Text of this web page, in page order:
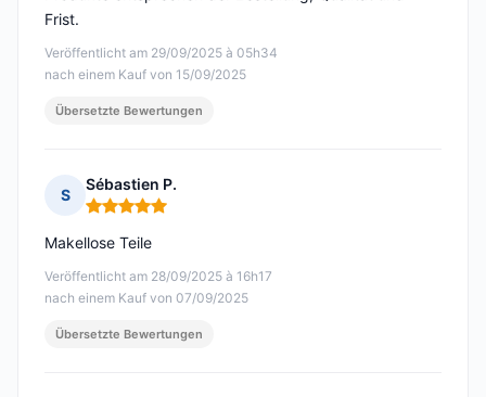
Veröffentlicht am 29/09/2025 à 05h34
nach einem Kauf von 15/09/2025
Frist.
Übersetzte Bewertungen
S
Sébastien P.
Hinweis: 5 von 5
Veröffentlicht am 28/09/2025 à 16h17
nach einem Kauf von 07/09/2025
Makellose Teile
Übersetzte Bewertungen